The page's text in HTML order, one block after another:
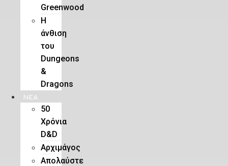
Greenwood
Η
άνθιση
του
Dungeons
&
Dragons
ΝΕΑ
50
Χρόνια
D&D
Αρχιμάγος
Aπολαύστε